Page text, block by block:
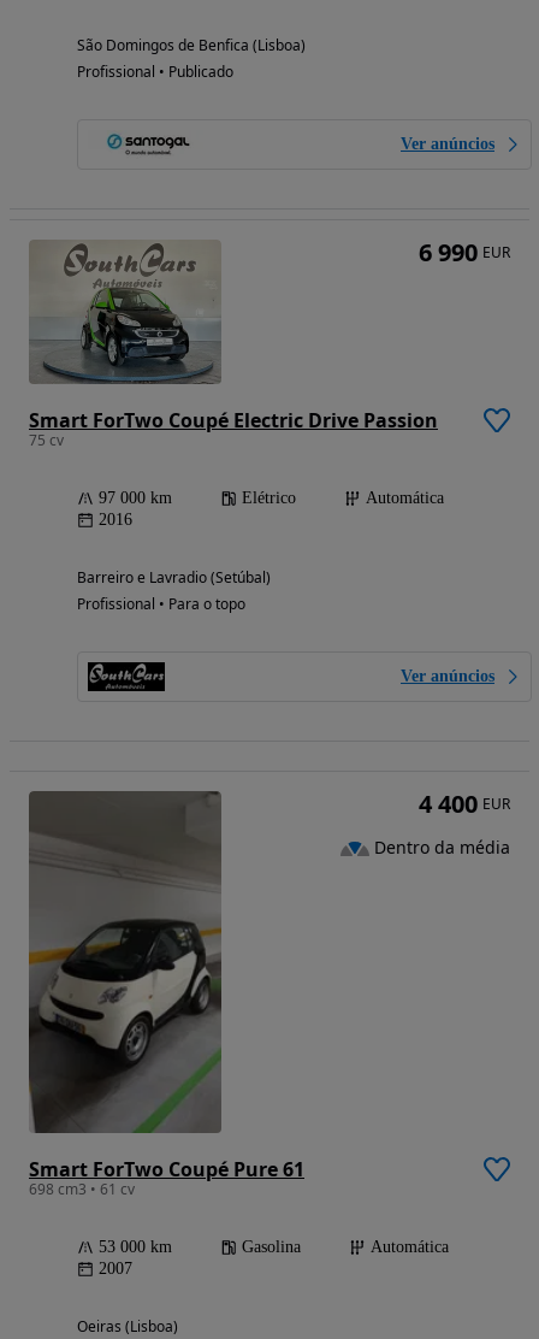
São Domingos de Benfica (Lisboa)
Profissional • Publicado
Ver anúncios
Smart ForTwo Coupé Electric Drive Passion
75 cv
97 000 km Elétrico
Automática
2016
Barreiro e Lavradio (Setúbal)
Profissional • Para o topo
Ver anúncios
6 990 EUR
Smart ForTwo Coupé Pure 61
698 cm3 • 61 cv
53 000 km Gasolina
Automática
2007
Oeiras (Lisboa)
4 400 EUR
Dentro da média